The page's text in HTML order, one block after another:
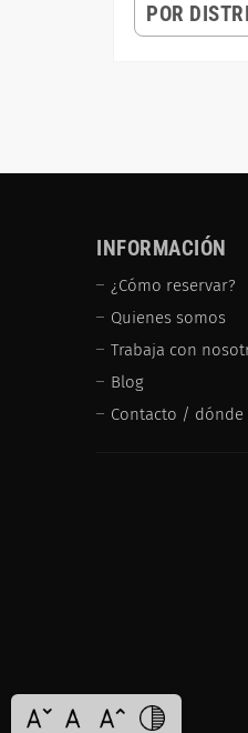
POR
INFORMACIÓN
¿Cómo reservar?
Quienes somos
Trabaja con
Blog
Contacto / dónde